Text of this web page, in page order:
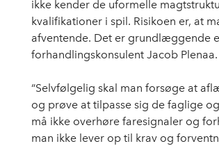
ikke kender de uformelle
kvalifikationer i spil. Risikoen er, at
afventende. Det er grundlæggende
forhandlingskonsulent Jacob Plenaa.
“Selvfølgelig skal man forsøge at
og prøve at tilpasse sig de faglige
må ikke overhøre faresignaler og
man ikke lever op til krav og